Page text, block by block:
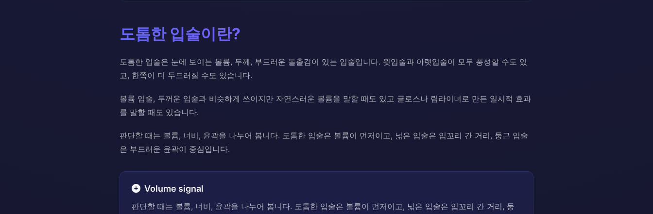
도톰한 입술이란?
도톰한 입술은 눈에 보이는 볼륨, 두께, 부드러운 돌출감이 있는 입술입니다. 윗입술과 아랫입술이 모두 풍성할 수도 있
고, 한쪽이 더 두드러질 수도 있습니다.
볼륨 입술, 두꺼운 입술과 비슷하게 쓰이지만 자연스러운 볼륨을 말할 때도 있고 글로스나 립라이너로 만든 일시적 효과
를 말할 때도 있습니다.
판단할 때는 볼륨, 너비, 윤곽을 나누어 봅니다. 도톰한 입술은 볼륨이 먼저이고, 넓은 입술은 입꼬리 간 거리, 둥근 입술
은 부드러운 윤곽이 중심입니다.
Volume signal
판단할 때는 볼륨, 너비, 윤곽을 나누어 봅니다. 도톰한 입술은 볼륨이 먼저이고, 넓은 입술은 입꼬리 간 거리, 둥